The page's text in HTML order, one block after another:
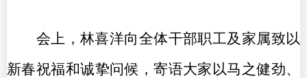
会上，林喜洋向全体干部职工及家属致以
新春祝福和诚挚问候，寄语大家以马之健劲、